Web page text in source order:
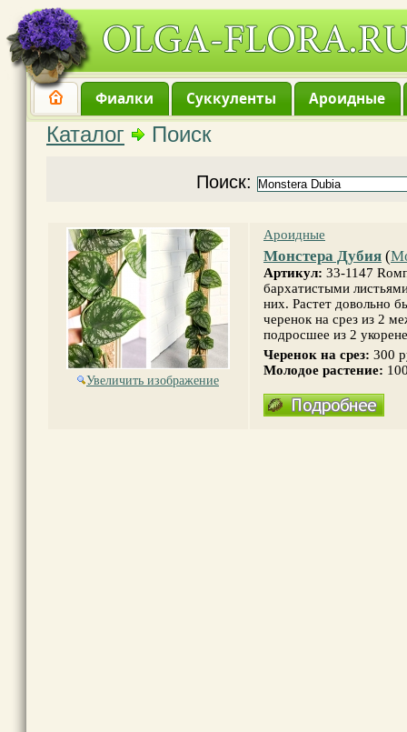
Фиалки Суккуленты Ароидные
Каталог Поиск
Поиск:
Увеличить изображение
Ароидные
Монстера Дубия (
Артикул: 33-1147
бархатистыми
них. Растет довольно
черенок на срез из 2
подросшее из 2
Черенок на срез: 300
Молодое растение: